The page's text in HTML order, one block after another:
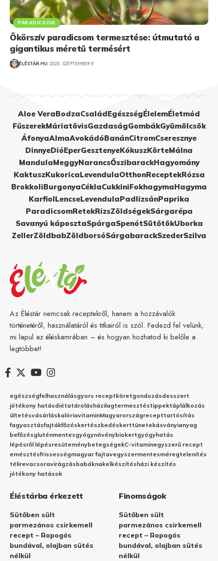
PARADICSOM
Ökörszív paradicsom termesztése: útmutató a
gigantikus méretű termésért
ÉLÉSTÁR.HU 2025. SZEPTEMBER 9.
Aloe VeraBodzaCsaládEgészségÉlelemÉletmód
FűszerekMáriatövisGazdaságGombákGyümölcsök
ÁfonyaAlmaAvokádóBanánCitromCseresznye
DinnyeDióEperGesztenyeKókuszKörteMálna
MandulaMeggyNarancsŐszibarackHagyomány
KaktuszKukoricaLevendulaOtthonReceptekRózsa
BrokkoliBurgonyaCéklaCukkiniFokhagymaHagyma
KarfiolLencseLevendulaPadlizsánPaprika
ParadicsomRetekRizsZöldségekSárgarépa
Savanyú káposztaSpárgaSpenótSütőtökUborka
ZellerZöldbabZöldborsóSárgabarackSzederSzilva
Az Éléstár nemcsak receptekről, hanem a hozzávalók
történetéről, használatáról és titkairól is szól. Fedezd fel velünk,
mi lapul az éléskamrában – és hogyan hozhatod ki belőle a
legtöbbet!
egészségfelhasználásgyors receptköretgondozásdesszert
jótékony hatásdiétatárolásházilagtermesztéstippektáplálkozás
ültetésvásárláskalóriavitaminMagyarországrecepttartósítás
fagyasztásfajtákfőzéskertészkedéskerttünetekásványianyag
befőzésgluténmentesgyógynövénybiokertgyógyhatás
lépésről lépésresüteménybetegségekC-vitaminegyszerű recept
emésztésfrissességmagyar fajtavegyszermentesméregtelenítés
télirevacsoravirágzásbabáknakelkészítésházi készítés
jótékony hatások
Éléstárba érkezett
Sütőben sült
parmezános csirkemell
recept – Ropogós
bundával, olajban sütés
nélkül
Finomságok
Sütőben sült
parmezános csirkemell
recept – Ropogós
bundával, olajban sütés
nélkül